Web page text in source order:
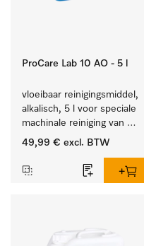
ProCare Lab 10 AO - 5 l
vloeibaar reinigingsmiddel,
alkalisch, 5 l voor speciale
machinale reiniging van
laboratoriumglaswerk en -
49,99 € excl. BTW